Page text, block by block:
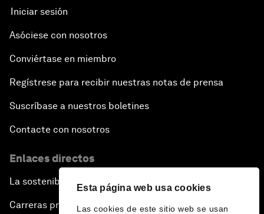
Esta página web usa cookies
Las cookies de este sitio web se usan
Iniciar sesión
Asóciese con nosotros
Conviértase en miembro
Regístrese para recibir nuestras notas de prensa
Suscríbase a nuestros boletines
Contacte con nosotros
Enlaces directos
La sostenibilidad en el Foro
Carreras profesionales